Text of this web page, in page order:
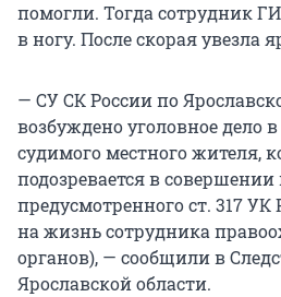
помогли. Тогда сотрудник
в ногу. После скорая увезла
— СУ СК России по
возбуждено уголовное дело
судимого местного жителя,
подозревается в
предусмотренного ст. 317 УК
на жизнь сотрудника
органов), — сообщили в
Ярославской области.